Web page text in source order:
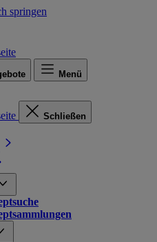
springen
Menü
Schließen